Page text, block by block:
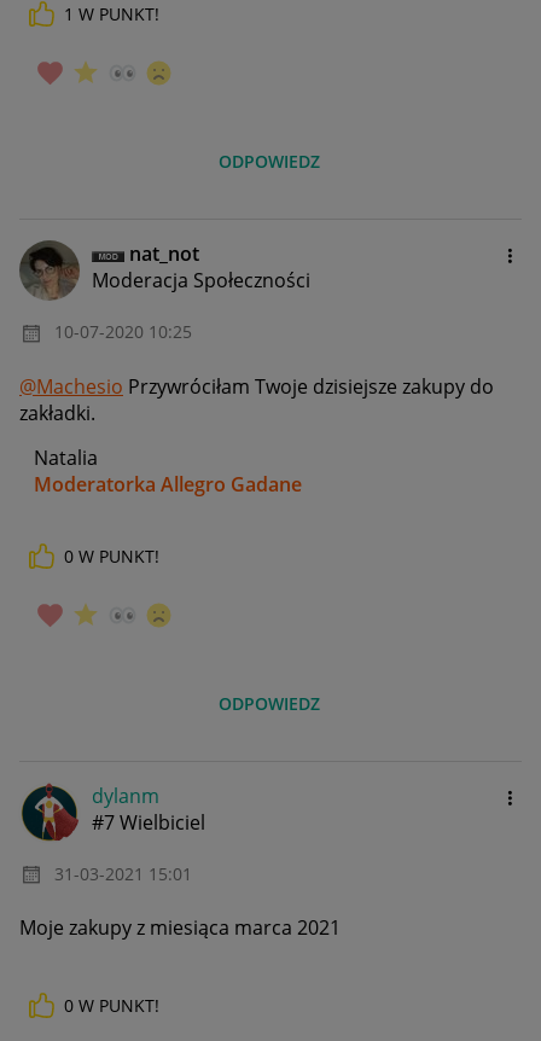
1 W PUNKT!
ODPOWIEDZ
nat_not
Moderacja Społeczności
‎10-07-2020 10:25
@Machesio Przywróciłam Twoje dzisiejsze zakupy do
zakładki.
Natalia
Moderatorka Allegro Gadane
0 W PUNKT!
ODPOWIEDZ
dylanm
#7 Wielbiciel
‎31-03-2021 15:01
Moje zakupy z miesiąca marca 2021
0 W PUNKT!